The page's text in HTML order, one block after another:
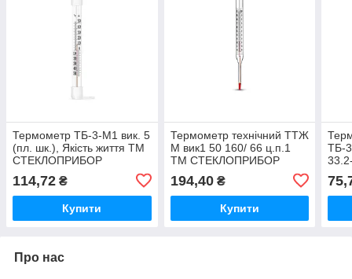
Термометр ТБ-3-М1 вик. 5
(пл. шк.), Якість життя ТМ
СТЕКЛОПРИБОР
114,72 ₴
Купити
Термометр технічний ТТЖ
М вик1 50 160/ 66 ц.п.1
ТМ СТЕКЛОПРИБОР
194,40₴
Купити
ТБ-
Про нас